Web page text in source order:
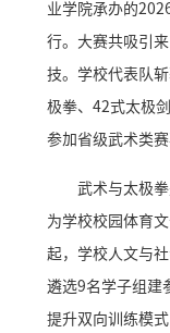
业学院承办的
行。大赛共吸引
技。学校代表队
极拳、42式太极
参加省级武术类
武术与太极
为学校校园体育
起，学校人文与
遴选9名学子组建
提升双向训练模